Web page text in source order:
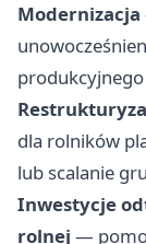
produkcyjnego
dla rolników
lub scalanie
Inwestycje
rolnej —